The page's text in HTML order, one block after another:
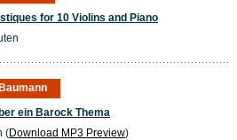
for 10 Violins and Piano
ein Barock Thema
(Download MP3 Preview)